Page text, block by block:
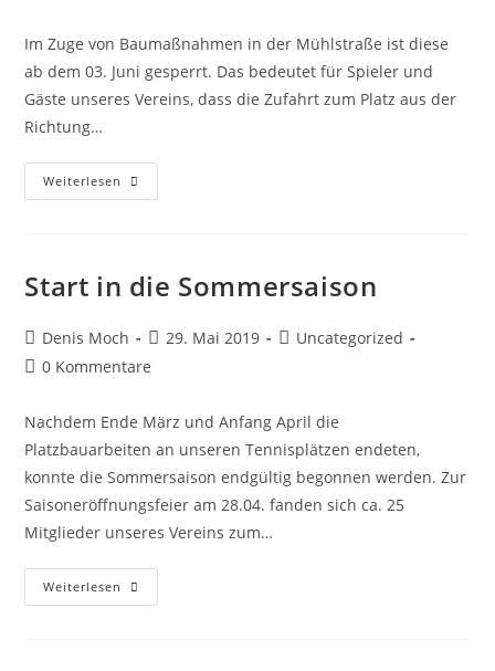
Im Zuge von Baumaßnahmen in der Mühlstraße ist diese
ab dem 03. Juni gesperrt. Das bedeutet für Spieler und
Gäste unseres Vereins, dass die Zufahrt zum Platz aus der
Richtung…
Weiterlesen Sperrung
Der
Start in die Sommersaison
Beitrags-
Autor:
Denis Moch
Beitrag
veröffentlicht:
29. Mai 2019
Beitrags-
Uncategorized
Beitrags-
0 Kommentare
Nachdem Ende März und Anfang April die
Platzbauarbeiten an unseren Tennisplätzen endeten,
konnte die Sommersaison endgültig begonnen werden. Zur
Saisoneröffnungsfeier am 28.04. fanden sich ca. 25
Mitglieder unseres Vereins zum…
Weiterlesen Start
In